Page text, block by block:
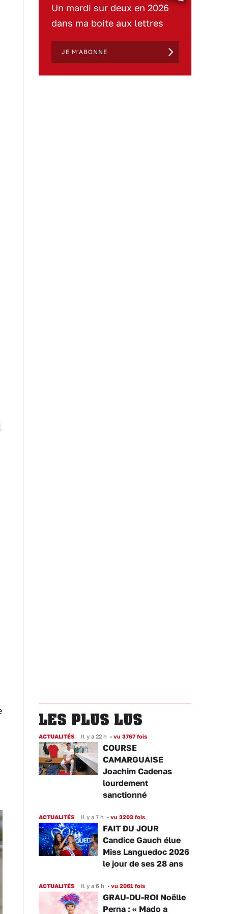
Un mardi sur deux en 2026
dans ma boite aux lettres
JE M'ABONNE
LES PLUS LUS
ACTUALITÉS Il y a 22 h • vu 3767 fois
COURSE
CAMARGUAISE
Joachim Cadenas
lourdement
sanctionné
ACTUALITÉS Il y a 7 h • vu 3203 fois
FAIT DU JOUR
Candice Gauch élue
Miss Languedoc 2026
le jour de ses 28 ans
ACTUALITÉS Il y a 6 h • vu 2061 fois
GRAU-DU-ROI Noëlle
Perna : « Mado a